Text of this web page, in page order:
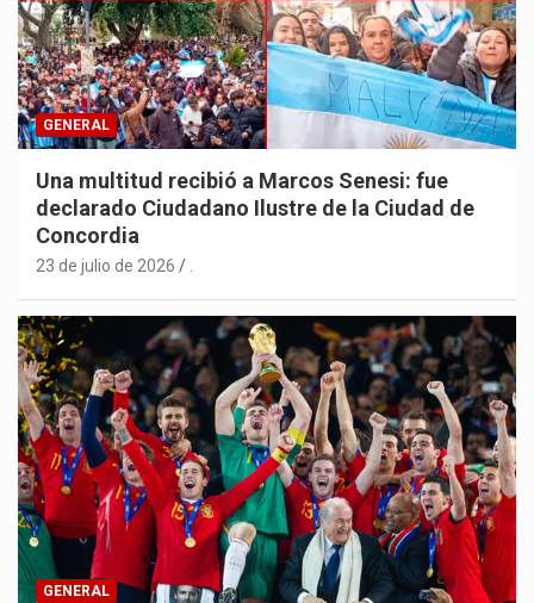
GENERAL
Una multitud recibió a Marcos Senesi: fue
declarado Ciudadano Ilustre de la Ciudad de
Concordia
23 de julio de 2026
GENERAL